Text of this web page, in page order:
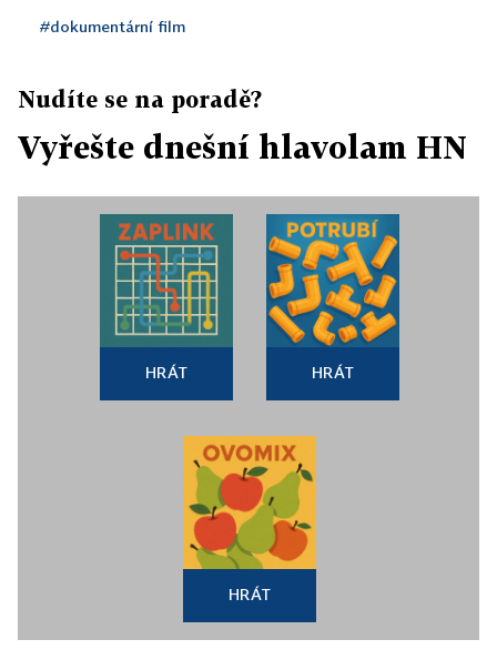
#dokumentární film
Nudíte se na poradě?
Vyřešte dnešní hlavolam HN
HRÁT HRÁT
HRÁT